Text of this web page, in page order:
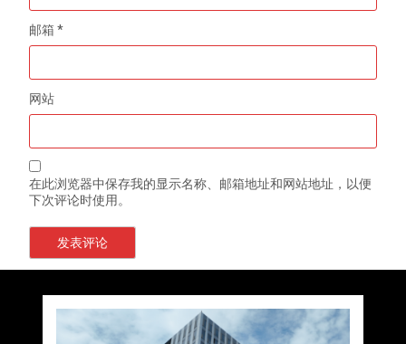
邮箱*
网站
在此浏览器中保存我的显示名称、邮箱地址和网站地址，以便
下次评论时使用。